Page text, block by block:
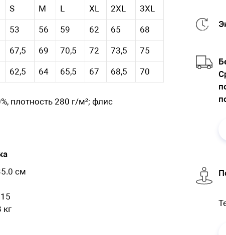
S M L XL 2XL 3XL
53 56 59 62 65 68
67,5 69 70,5 72 73,5 75
62,5 64 65,5 67 68,5 70
плотность 280 г/м²; флис
см
кг